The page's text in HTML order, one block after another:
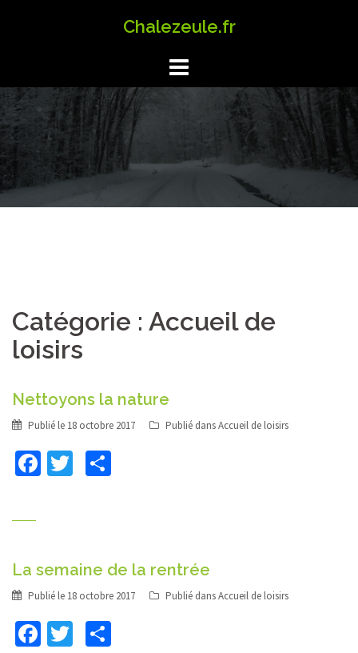
Chalezeule.fr
Catégorie : Accueil de
loisirs
Nettoyons la nature
Publié le 18 octobre 2017 Publié dansAccueil de loisirs
Facebook
Twitter
La semaine de la rentrée
Publié le 18 octobre 2017 Publié dansAccueil de loisirs
Facebook
Twitter